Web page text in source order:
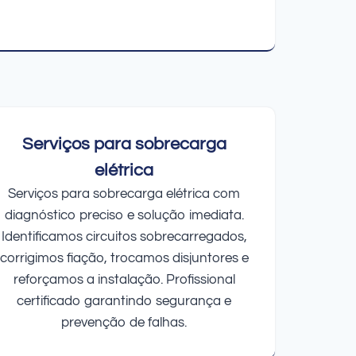
Serviços para sobrecarga
elétrica
Serviços para sobrecarga elétrica com
diagnóstico preciso e solução imediata.
Identificamos circuitos sobrecarregados,
corrigimos fiação, trocamos disjuntores e
reforçamos a instalação. Profissional
certificado garantindo segurança e
prevenção de falhas.